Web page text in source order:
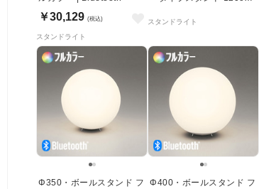
￥30,129 (税込)
スタンドライト
スタンドライト
Φ350・ボールスタンド フ
Φ400・ボールスタンド フ